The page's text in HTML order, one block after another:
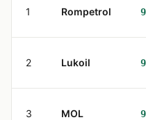
1 Rompetrol
2 Lukoil
3 MOL